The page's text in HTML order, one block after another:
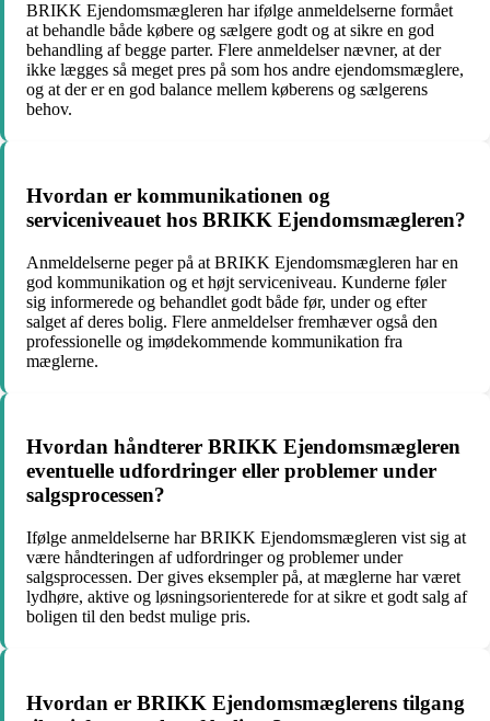
BRIKK Ejendomsmægleren har ifølge anmeldelserne formået
at behandle både købere og sælgere godt og at sikre en god
behandling af begge parter. Flere anmeldelser nævner, at der
ikke lægges så meget pres på som hos andre ejendomsmæglere,
og at der er en god balance mellem køberens og sælgerens
behov.
Hvordan er kommunikationen og
serviceniveauet hos BRIKK Ejendomsmægleren?
Anmeldelserne peger på at BRIKK Ejendomsmægleren har en
god kommunikation og et højt serviceniveau. Kunderne føler
sig informerede og behandlet godt både før, under og efter
salget af deres bolig. Flere anmeldelser fremhæver også den
professionelle og imødekommende kommunikation fra
mæglerne.
Hvordan håndterer BRIKK Ejendomsmægleren
eventuelle udfordringer eller problemer under
salgsprocessen?
Ifølge anmeldelserne har BRIKK Ejendomsmægleren vist sig at
være håndteringen af udfordringer og problemer under
salgsprocessen. Der gives eksempler på, at mæglerne har været
lydhøre, aktive og løsningsorienterede for at sikre et godt salg af
boligen til den bedst mulige pris.
Hvordan er BRIKK Ejendomsmæglerens tilgang